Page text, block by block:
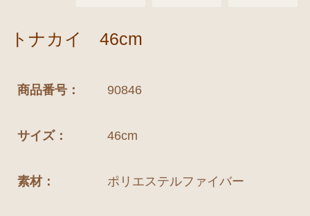
トナカイ 46cm
商品番号： 90846
サイズ： 46cm
素材： ポリエステルファイバー